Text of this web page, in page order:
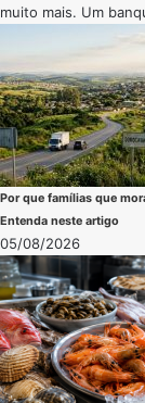
muito mais. Um
Por que famílias que
Entenda neste artigo
05/08/2026